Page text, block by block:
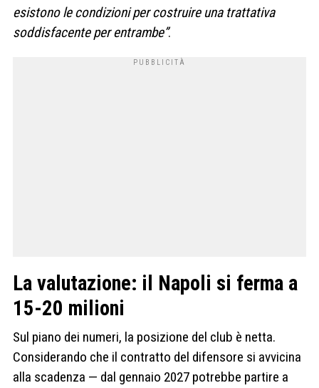
esistono le condizioni per costruire una trattativa
soddisfacente per entrambe”.
La valutazione: il Napoli si ferma a
15-20 milioni
Sul piano dei numeri, la posizione del club è netta.
Considerando che il contratto del difensore si avvicina
alla scadenza — dal gennaio 2027 potrebbe partire a